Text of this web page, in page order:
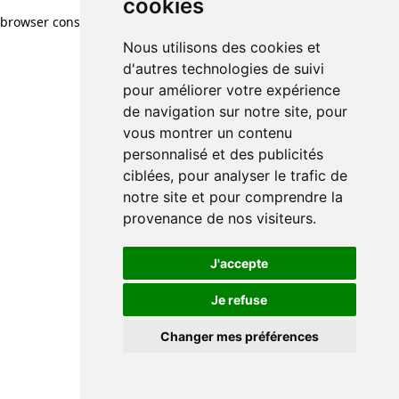
cookies
Nous utilisons des cookies et
d'autres technologies de suivi
pour améliorer votre expérience
de navigation sur notre site, pour
vous montrer un contenu
personnalisé et des publicités
ciblées, pour analyser le trafic de
notre site et pour comprendre la
provenance de nos visiteurs.
J'accepte
Je refuse
Changer mes préférences
browser console for more information)